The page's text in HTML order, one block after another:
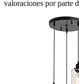
valoraciones por parte